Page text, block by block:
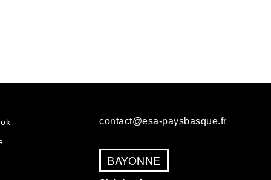
contact@esa-paysbasque.fr
BAYONNE